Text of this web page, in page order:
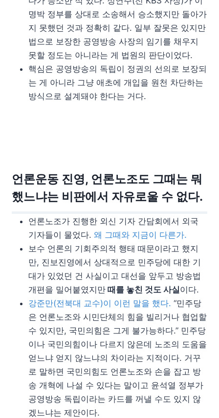
명박 정부를 상대로 소송해서 승소했지만 돌아가
지 못했던 것과 정확히 같다. 일부 잘못은 있지만
법으로 보장한 공영방송 사장의 임기를 채우지
못할 정도는 아니라는 게 법원의 판단이었다.
핵심은 공영방송의 독립이 정권의 선의로 보장되
는 게 아니라 그냥 애초에 개입을 원천 차단하는
방식으로 설계돼야 한다는 거다.
언론운동 진영, 언론노조도 그때는 뭐
했느냐는 비판에서 자유로울 수 없다.
언론노조가 진행한 외신 기자 간담회에서 외국
기자들이 물었다. 왜 그때와 지금이 다른가.
보수 언론의 기회주의적 행태 때문이라고 했지
만, 진보진영에서 상대적으로 민주당에 대한 기
대가 있었던 건 사실이고 대선을 앞두고 방송법
개편을 밀어붙였지만 때를 놓친 것도 사실이다.
강준만(전북대 교수)이 이런 말을 했다. “민주당
은 언론노조와 시민단체의 힘을 빌리거나 협업할
수 있지만, 국민의힘은 그게 불가능하다.” 민주당
이나 국민의힘이나 다르지 않은데 노조의 도움을
얻느냐 얻지 않느냐의 차이라는 지적이다. 거꾸
로 말하면 국민의힘도 언론노조와 손을 잡고 방
송 개혁에 나설 수 있다는 말이고 윤석열 정부가
공영방송 독립이라는 카드를 꺼낼 수도 있지 않
겠느냐는 제안이다.